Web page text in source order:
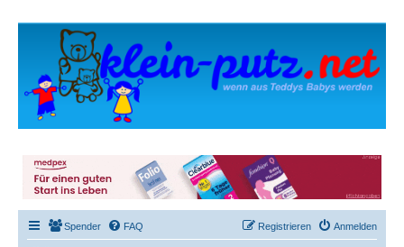
Spender FAQ Anmelden
Registrieren